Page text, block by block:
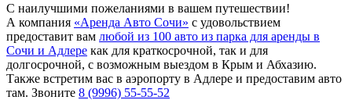
С наилучшими пожеланиями в вашем путешествии!
А компания «Аренда Авто Сочи» с удовольствием
предоставит вам любой из 100 авто из парка для аренды в
Сочи и Адлере как для краткосрочной, так и для
долгосрочной, с возможным выездом в Крым и Абхазию.
Также встретим вас в аэропорту в Адлере и предоставим авто
там. Звоните 8 (9996) 55-55-52